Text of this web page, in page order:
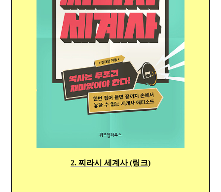
2. 찌라시 세계사 (링크)